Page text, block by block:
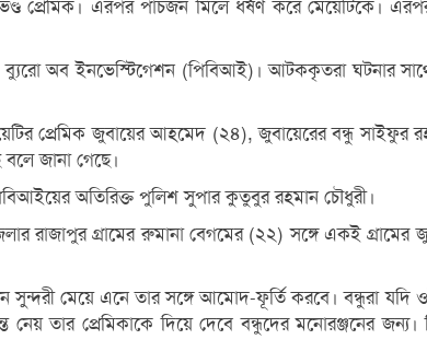
প্রেমিক। এরপর পাঁচজন মিলে ধর্ষণ করে মেয়েটিকে।
অব ইনভেস্টিগেশন (পিবিআই)। আটককৃতরা ঘটনার সাথে
প্রেমিক জুবায়ের আহমেদ (২৪), জুবায়েরের বন্ধু
জানা গেছে।
অতিরিক্ত পুলিশ সুপার কুতুবুর রহমান চৌধুরী।
রাজাপুর গ্রামের রুমানা বেগমের (২২) সঙ্গে একই গ্রামের
মেয়ে এনে তার সঙ্গে আমোদ-ফূর্তি করবে। বন্ধুরা
তার প্রেমিকাকে দিয়ে দেবে বন্ধুদের মনোরঞ্জনের